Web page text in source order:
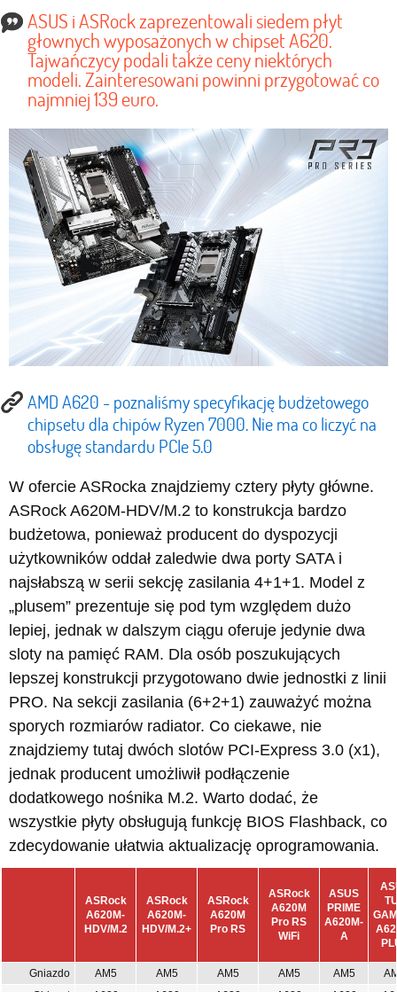
ASUS i ASRock zaprezentowali siedem płyt
głownych wyposażonych w chipset A620.
Tajwańczycy podali także ceny niektórych
modeli. Zainteresowani powinni przygotować co
najmniej 139 euro.
AMD A620 - poznaliśmy specyfikację budżetowego
chipsetu dla chipów Ryzen 7000. Nie ma co liczyć na
obsługę standardu PCIe 5.0
W ofercie ASRocka znajdziemy cztery płyty główne.
ASRock A620M-HDV/M.2 to konstrukcja bardzo
budżetowa, ponieważ producent do dyspozycji
użytkowników oddał zaledwie dwa porty SATA i
najsłabszą w serii sekcję zasilania 4+1+1. Model z
„plusem” prezentuje się pod tym względem dużo
lepiej, jednak w dalszym ciągu oferuje jedynie dwa
sloty na pamięć RAM. Dla osób poszukujących
lepszej konstrukcji przygotowano dwie jednostki z linii
PRO. Na sekcji zasilania (6+2+1) zauważyć można
sporych rozmiarów radiator. Co ciekawe, nie
znajdziemy tutaj dwóch slotów PCI-Express 3.0 (x1),
jednak producent umożliwił podłączenie
dodatkowego nośnika M.2. Warto dodać, że
wszystkie płyty obsługują funkcję BIOS Flashback, co
zdecydowanie ułatwia aktualizację oprogramowania.
ASRock
A620M-
HDV/M.2
ASRock
A620M-
HDV/M.2+
ASRock
A620M
Pro RS
ASRock
A620M
Pro RS
WiFi
ASUS
PRIME
A620M-
A
Gniazdo AM5 AM5 AM5 AM5 AM5